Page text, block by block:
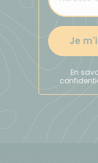
Je
En